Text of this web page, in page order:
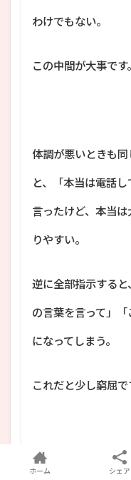
わけでもない。
この中間が大事です。
体調が悪いときも
と、「本当は電話
言ったけど、本当
りやすい。
逆に全部指示する
の言葉を言って」
になってしまう。
これだと少し窮屈で
だから、ゴールだけ
ホーム シェア